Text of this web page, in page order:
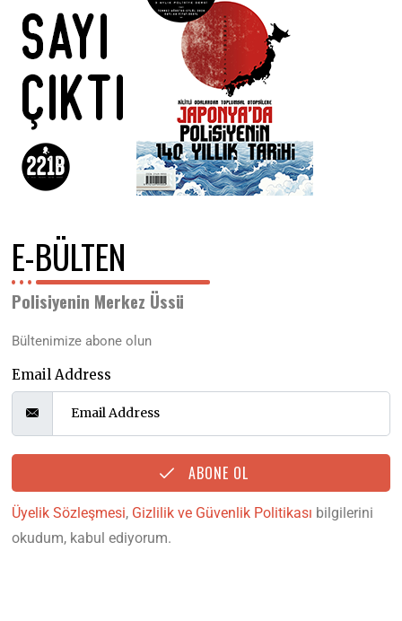
E-BÜLTEN
Polisiyenin Merkez Üssü
Bültenimize abone olun
Email Address
ABONE OL
Üyelik Sözleşmesi, Gizlilik ve Güvenlik Politikası bilgilerini
okudum, kabul ediyorum.